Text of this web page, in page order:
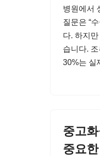
병원에서
질문은 “
다. 하지
습니다.
30%는 실
중고
중요